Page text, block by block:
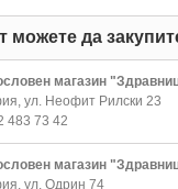
можете да
магазин
ул. Неофит Рилски 23
483 73 42
магазин
ул. Одрин 74